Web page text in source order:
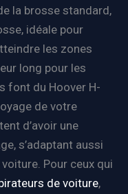
la brosse standard,
idéale pour
les zones
long pour les
font du Hoover H-
de votre
d’avoir une
s’adaptant aussi
Pour ceux qui
de voiture,